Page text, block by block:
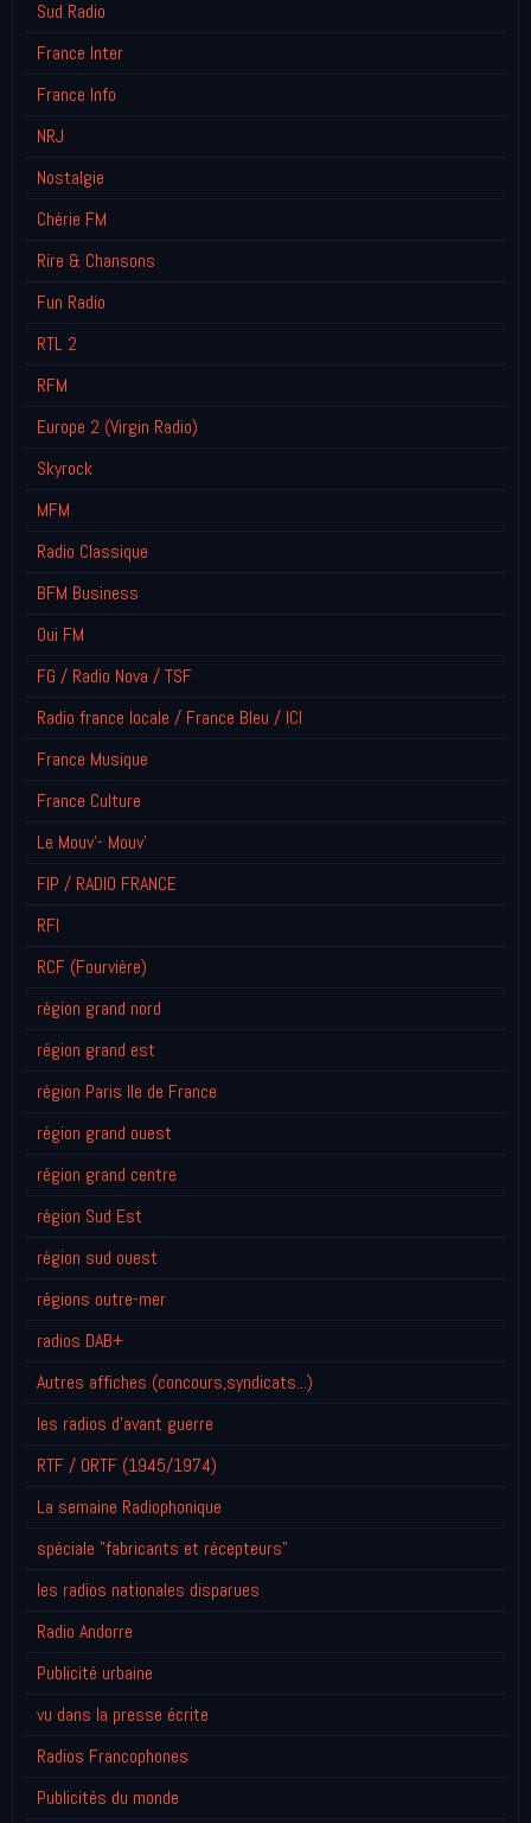
Sud Radio
France Inter
France Info
NRJ
Nostalgie
Chérie FM
Rire & Chansons
Fun Radio
RTL 2
RFM
Europe 2 (Virgin Radio)
Skyrock
MFM
Radio Classique
BFM Business
Oui FM
FG / Radio Nova / TSF
Radio france locale / France Bleu / ICI
France Musique
France Culture
Le Mouv'- Mouv'
FIP / RADIO FRANCE
RFI
RCF (Fourvière)
région grand nord
région grand est
région Paris Ile de France
région grand ouest
région grand centre
région Sud Est
région sud ouest
régions outre-mer
radios DAB+
Autres affiches (concours,syndicats...)
les radios d'avant guerre
RTF / ORTF (1945/1974)
La semaine Radiophonique
spéciale "fabricants et récepteurs"
les radios nationales disparues
Radio Andorre
Publicité urbaine
vu dans la presse écrite
Radios Francophones
Publicités du monde